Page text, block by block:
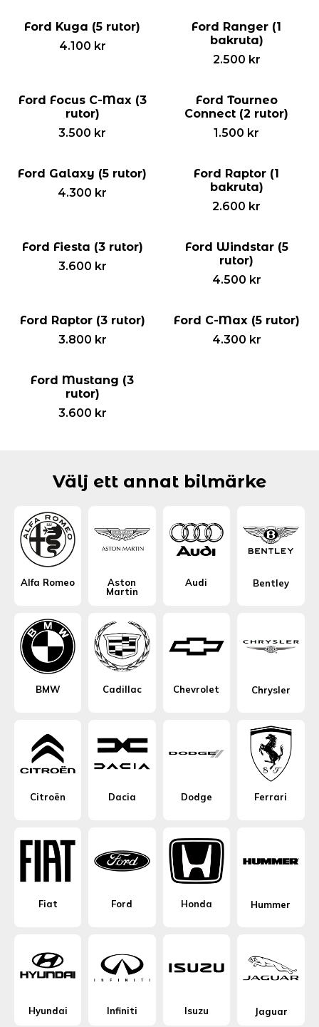
Ford Kuga (5 rutor)
4.100 kr
Ford Ranger (1
bakruta)
2.500 kr
Ford Focus C-Max (3
rutor)
3.500 kr
Ford Tourneo
Connect (2 rutor)
1.500 kr
Ford Galaxy (5 rutor)
4.300 kr
Ford Raptor (1
bakruta)
2.600 kr
Ford Fiesta (3 rutor)
3.600 kr
Ford Windstar (5
rutor)
4.500 kr
Ford Raptor (3 rutor)
3.800 kr
Ford C-Max (5 rutor)
4.300 kr
Ford Mustang (3
rutor)
3.600 kr
Välj ett annat bilmärke
Alfa Romeo
Aston
Martin
Audi Bentley
BMW Cadillac Chevrolet Chrysler
Citroën Dacia Dodge Ferrari
Fiat Ford Honda Hummer
Hyundai Infiniti Isuzu Jaguar